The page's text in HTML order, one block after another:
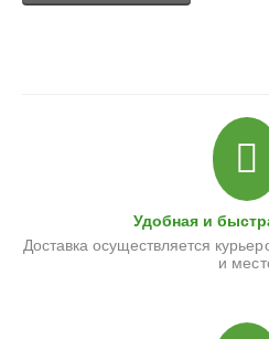
Удобная и
Доставка осуществляется
и